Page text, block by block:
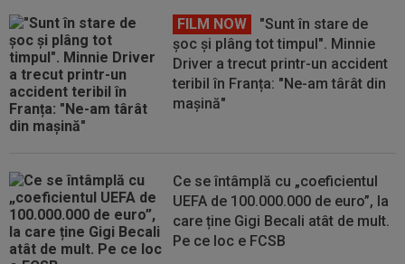
FILM NOW
"Sunt în stare de
șoc și plâng tot timpul". Minnie
Driver a trecut printr-un accident
teribil în Franța: "Ne-am târât din
mașină"
Ce se întâmplă cu „coeficientul
UEFA de 100.000.000 de euro”, la
care ține Gigi Becali atât de mult.
Pe ce loc e FCSB